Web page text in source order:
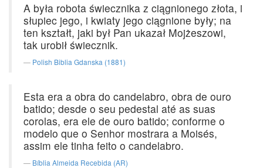
A była robota świecznika z ciągnionego złota, i
słupiec jego, i kwiaty jego ciągnione były; na
ten kształt, jaki był Pan ukazał Mojżeszowi,
tak urobił świecznik.
Polish Biblia Gdanska (1881)
Esta era a obra do candelabro, obra de ouro
batido; desde o seu pedestal até as suas
corolas, era ele de ouro batido; conforme o
modelo que o Senhor mostrara a Moisés,
assim ele tinha feito o candelabro.
Bíblia Almeida Recebida (AR)